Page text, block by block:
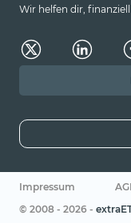
Wir helfen dir,
Impressum
© 2008 - 2026 -